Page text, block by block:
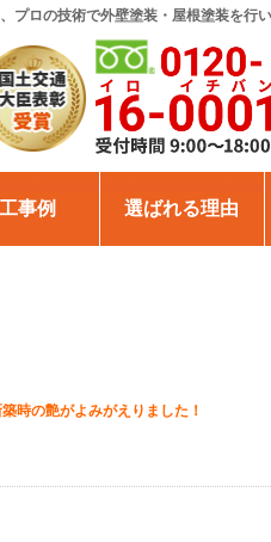
ロの技術で外壁塗装・屋根塗装を行い
事例 選ばれる理由
時の艶がよみがえりました！